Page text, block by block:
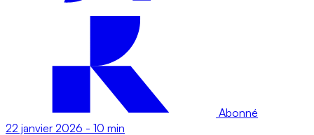
Abonné
22 janvier 2026 - 10 min